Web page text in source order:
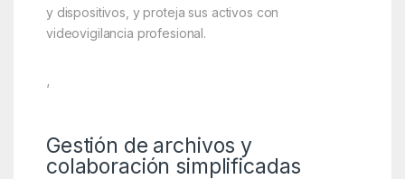
y dispositivos, y proteja sus activos con
videovigilancia profesional.
‘
Gestión de archivos y
colaboración simplificadas